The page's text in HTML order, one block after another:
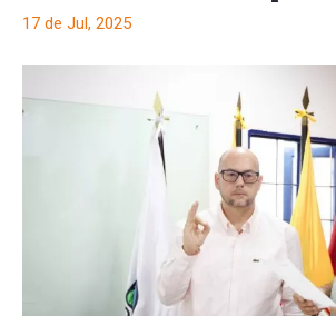
Gobernación del Tolima
17 de Jul, 2025